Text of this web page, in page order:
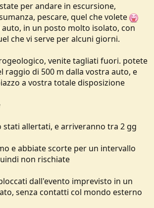
per andare in escursione,
pescare, quel che volete
in un posto molto isolato, con
che vi serve per alcuni giorni.
venite tagliati fuori. potete
raggio di 500 m dalla vostra auto, e
a vostra totale disposizione
stati allertati, e arriveranno tra 2 gg
e abbiate scorte per un intervallo
non rischiate
dall'evento imprevisto in un
senza contatti col mondo esterno